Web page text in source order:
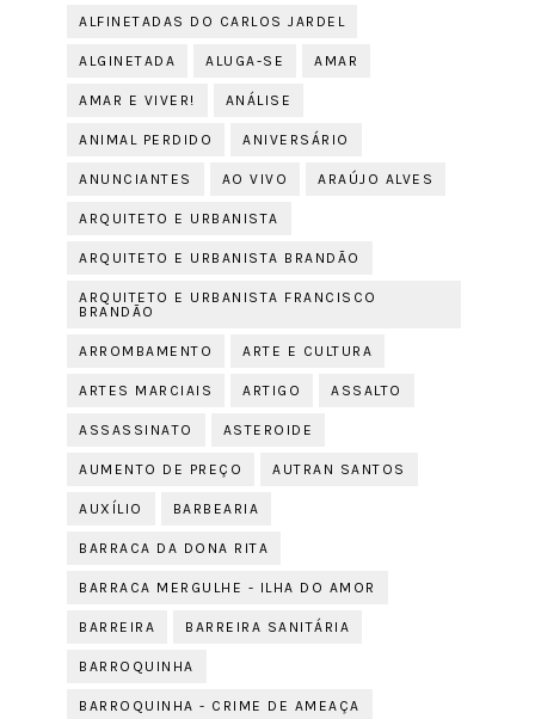
ALFINETADAS DO CARLOS JARDEL
ALGINETADA ALUGA-SE AMAR
AMAR E VIVER! ANÁLISE
ANIMAL PERDIDO ANIVERSÁRIO
ANUNCIANTES AO VIVO ARAÚJO ALVES
ARQUITETO E URBANISTA
ARQUITETO E URBANISTA BRANDÃO
ARQUITETO E URBANISTA FRANCISCO
BRANDÃO
ARROMBAMENTO ARTE E CULTURA
ARTES MARCIAIS ARTIGO ASSALTO
ASSASSINATO ASTEROIDE
AUMENTO DE PREÇO AUTRAN SANTOS
AUXÍLIO BARBEARIA
BARRACA DA DONA RITA
BARRACA MERGULHE - ILHA DO AMOR
BARREIRA BARREIRA SANITÁRIA
BARROQUINHA
BARROQUINHA - CRIME DE AMEAÇA